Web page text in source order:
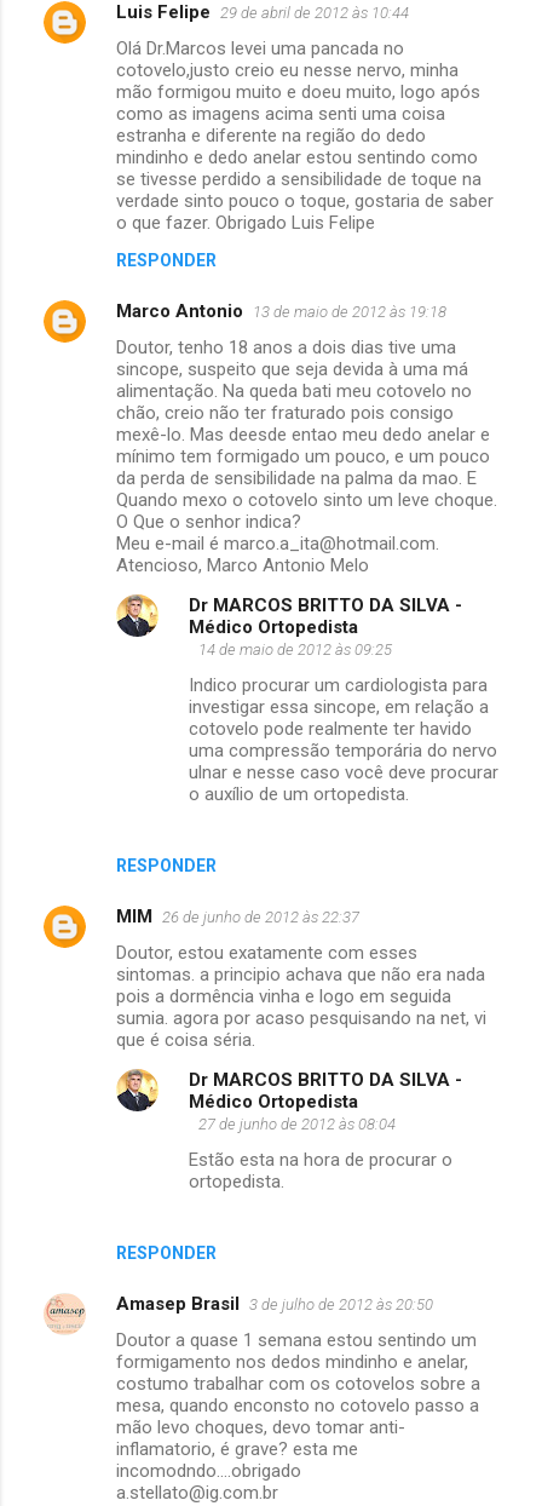
Luis Felipe 29 de abril de 2012 às 10:44
Olá Dr.Marcos levei uma pancada no
cotovelo,justo creio eu nesse nervo, minha
mão formigou muito e doeu muito, logo após
como as imagens acima senti uma coisa
estranha e diferente na região do dedo
mindinho e dedo anelar estou sentindo como
se tivesse perdido a sensibilidade de toque na
verdade sinto pouco o toque, gostaria de saber
o que fazer. Obrigado Luis Felipe
RESPONDER
Marco Antonio 13 de maio de 2012 às 19:18
Doutor, tenho 18 anos a dois dias tive uma
sincope, suspeito que seja devida à uma má
alimentação. Na queda bati meu cotovelo no
chão, creio não ter fraturado pois consigo
mexê-lo. Mas deesde entao meu dedo anelar e
mínimo tem formigado um pouco, e um pouco
da perda de sensibilidade na palma da mao. E
Quando mexo o cotovelo sinto um leve choque.
O Que o senhor indica?
Meu e-mail é marco.a_ita@hotmail.com.
Atencioso, Marco Antonio Melo
RESPONDER
Dr MARCOS BRITTO DA SILVA -
Médico Ortopedista
14 de maio de 2012 às 09:25
Indico procurar um cardiologista para
investigar essa sincope, em relação a
cotovelo pode realmente ter havido
uma compressão temporária do nervo
ulnar e nesse caso você deve procurar
o auxílio de um ortopedista.
MIM 26 de junho de 2012 às 22:37
Doutor, estou exatamente com esses
sintomas. a principio achava que não era nada
pois a dormência vinha e logo em seguida
sumia. agora por acaso pesquisando na net, vi
que é coisa séria.
RESPONDER
Dr MARCOS BRITTO DA SILVA -
Médico Ortopedista
27 de junho de 2012 às 08:04
Estão esta na hora de procurar o
ortopedista.
Amasep Brasil 3 de julho de 2012 às 20:50
Doutor a quase 1 semana estou sentindo um
formigamento nos dedos mindinho e anelar,
costumo trabalhar com os cotovelos sobre a
mesa, quando enconsto no cotovelo passo a
mão levo choques, devo tomar anti-
inflamatorio, é grave? esta me
incomodndo....obrigado
a.stellato@ig.com.br